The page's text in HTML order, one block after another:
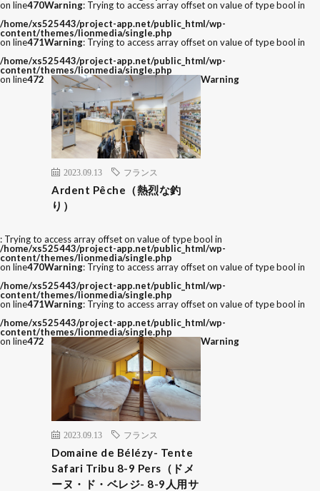
on line470Warning: Trying to access array offset on value of type bool in
/home/xs525443/project-app.net/public_html/wp-
content/themes/lionmedia/single.php
on line471Warning: Trying to access array offset on value of type bool in
/home/xs525443/project-app.net/public_html/wp-
content/themes/lionmedia/single.php
on line472
2023.09.13 フランス
Ardent Pêche（熱烈な釣
り）
Warning
: Trying to access array offset on value of type bool in
/home/xs525443/project-app.net/public_html/wp-
content/themes/lionmedia/single.php
on line470Warning: Trying to access array offset on value of type bool in
/home/xs525443/project-app.net/public_html/wp-
content/themes/lionmedia/single.php
on line471Warning: Trying to access array offset on value of type bool in
/home/xs525443/project-app.net/public_html/wp-
content/themes/lionmedia/single.php
on line472
2023.09.13 フランス
Domaine de Bélézy- Tente
Safari Tribu 8-9 Pers（ドメ
ーヌ・ド・ベレジ- 8-9人用サ
Warning